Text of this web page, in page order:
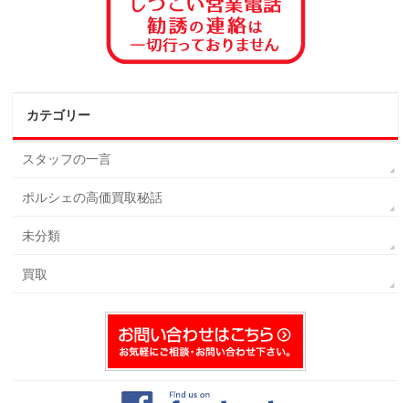
カテゴリー
スタッフの一言
ポルシェの高価買取秘話
未分類
買取